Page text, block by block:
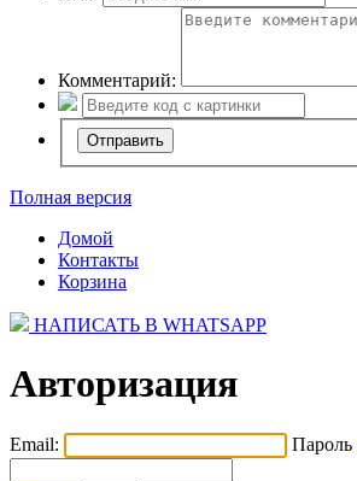
Комментарий:
Полная версия
Домой
Контакты
Корзина
НАПИСАТЬ В WHATSAPP
Авторизация
Email: Пароль